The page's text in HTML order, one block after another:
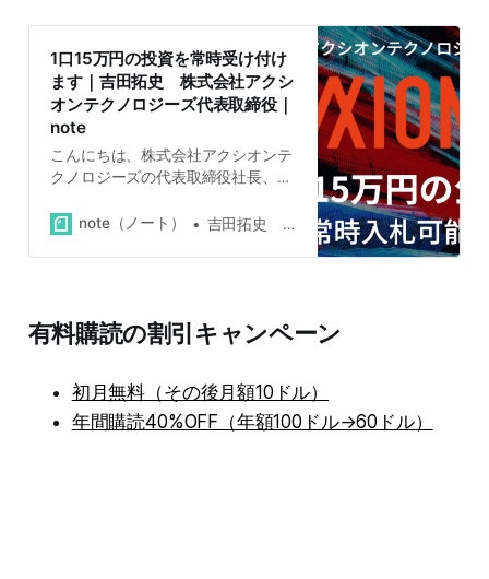
1口15万円の投資を常時受け付け
ます｜吉田拓史 株式会社アクシ
オンテクノロジーズ代表取締役｜
note
こんにちは、株式会社アクシオンテ
クノロジーズの代表取締役社長、吉
まして常時開催型の公募を開始しま
も弊社に1口15万3,000円で投資でき
前からサイズをより細かくしてほし
いという要望を頂いていました。 常
す。15万3,000円の入札をいただ
き、それを都度都度、登記する事務
note（ノート） 吉田拓史 株式会社アクシオンテクノロジーズ代表取締役
有料購読の割引キャンペーン
初月無料（その後月額10ドル）
年間購読40%OFF（年額100ドル→60ドル）